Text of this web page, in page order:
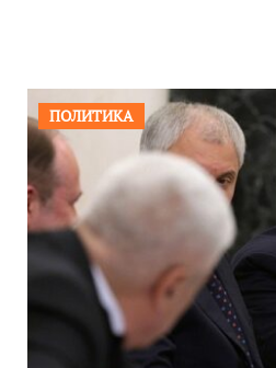
ПОЛИТИКА